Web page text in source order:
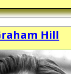
Hill